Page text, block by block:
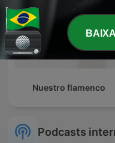
Nuestro flamenco
Podcasts